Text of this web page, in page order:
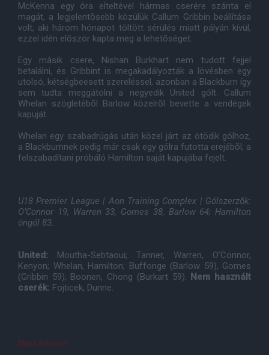
McKenna egy óra elteltével hármas cserére szánta el
magát, a legjelentõsebb közülük Callum Gribbin beállítása
volt, aki három hónapot töltött sérülés miatt pályán kívül,
ezzel idén elõször kapta meg a lehetõséget.
Egy másik csere, Nishan Burkhart nem tudott fejjel
betalálni, és Gribbint is megakadályozták a lövésben egy
utolsó, kétségbeesett szereléssel, azonban a Blackburn így
sem tudta meggátolni a negyedik United gólt. Callum
Whelan szögletébõl Barlow közelrõl bevette a vendégek
kapuját.
Whelan egy szabadrúgás után közel járt az ötödik gólhoz,
a Blackburnnek pedig már csak egy gólra futotta erejébõl, a
felszabadítani próbáló Hamilton saját kapujába fejelt.
U18 Premier League | Aon Training Complex | Gólszerzõk:
O’Connor 19, Warren 33, Gomes 38, Barlow 64; Hamilton
öngól 83.
United: Moutha-Sebtaoui; Tanner, Warren, O’Connor,
Kenyon; Whelan, Hamilton; Buffonge (Barlow 59), Gomes
(Gribbin 59), Boonen, Chong (Burkart 59). Nem használt
cserék: Fojticek, Dunne.
ManUtd.com